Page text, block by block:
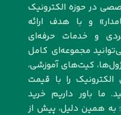
در حوزه الکترونیک
و با هدف ارائه
و خدمات حرفه‌ای
مجموعه‌ای کامل
کیت‌های آموزشی،
را با قیمت
ما باور داریم خرید
به همین دلیل، پیش از